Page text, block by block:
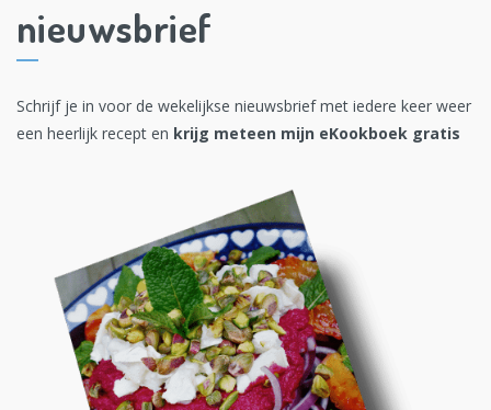
nieuwsbrief
Schrijf je in voor de wekelijkse nieuwsbrief met iedere keer weer
een heerlijk recept en krijg meteen mijn eKookboek gratis